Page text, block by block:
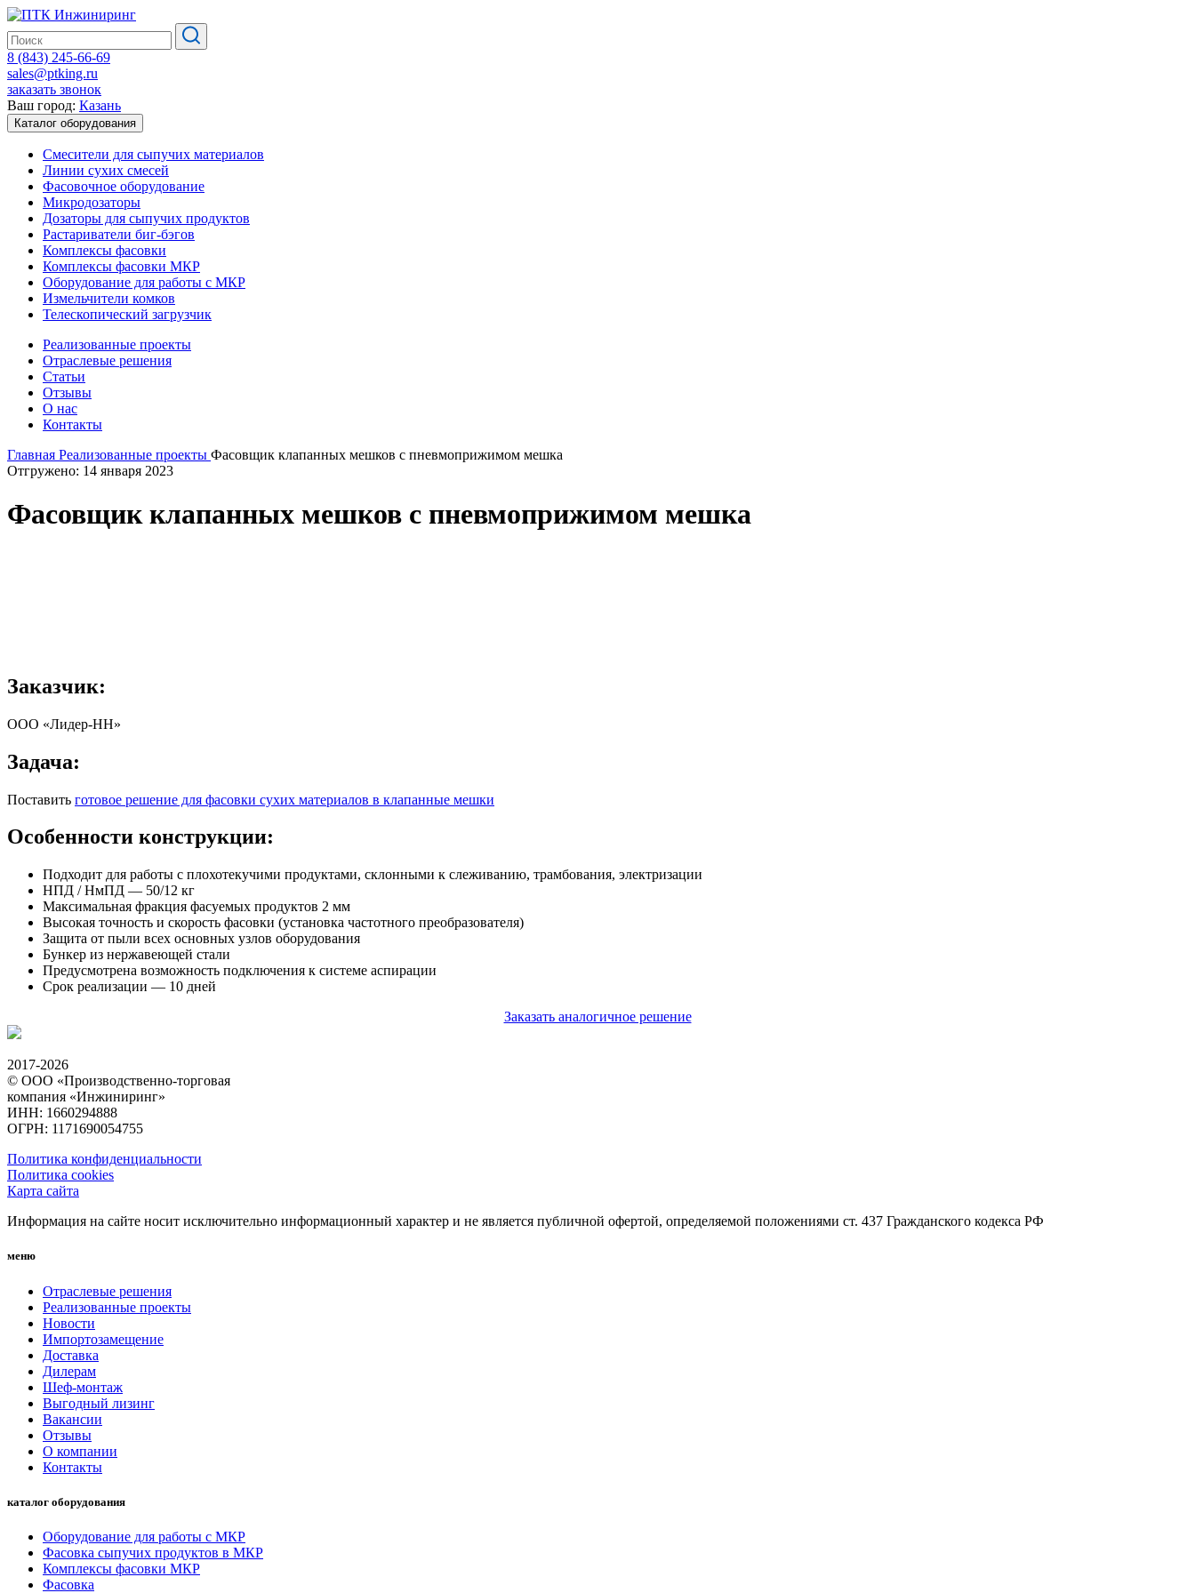
8 (843) 245-66-69
sales@ptking.ru
заказать звонок
Ваш город: Казань
Каталог оборудования
Смесители для сыпучих материалов
Линии сухих смесей
Фасовочное оборудование
Микродозаторы
Дозаторы для сыпучих продуктов
Растариватели биг-бэгов
Комплексы фасовки
Комплексы фасовки МКР
Оборудование для работы с МКР
Измельчители комков
Телескопический загрузчик
Реализованные проекты
Отраслевые решения
Статьи
Отзывы
О нас
Контакты
Главная Реализованные проекты Фасовщик клапанных мешков с пневмоприжимом мешка
Отгружено: 14 января 2023
Фасовщик клапанных мешков с пневмоприжимом мешка
Заказчик:
ООО «Лидер-НН»
Задача:
Поставить готовое решение для фасовки сухих материалов в клапанные мешки
Особенности конструкции:
Подходит для работы с плохотекучими продуктами, склонными к слеживанию, трамбования, электризации
НПД / НмПД — 50/12 кг
Максимальная фракция фасуемых продуктов 2 мм
Высокая точность и скорость фасовки (установка частотного преобразователя)
Защита от пыли всех основных узлов оборудования
Бункер из нержавеющей стали
Предусмотрена возможность подключения к системе аспирации
Срок реализации — 10 дней
Заказать аналогичное решение
2017-2026
© ООО «Производственно-торговая
компания «Инжиниринг»
ИНН: 1660294888
ОГРН: 1171690054755
Политика конфиденциальности
Политика cookies
Карта сайта
Информация на сайте носит исключительно информационный характер и не является публичной офертой, определяемой положениями ст. 437 Гражданского кодекса РФ
меню
Отраслевые решения
Реализованные проекты
Новости
Импортозамещение
Доставка
Дилерам
Шеф-монтаж
Выгодный лизинг
Вакансии
Отзывы
О компании
Контакты
каталог оборудования
Оборудование для работы с МКР
Фасовка сыпучих продуктов в МКР
Комплексы фасовки МКР
Фасовка